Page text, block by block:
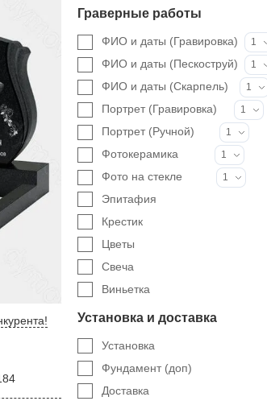
!
Граверные работы
ФИО и даты (Гравировка) 1
ФИО и даты (Пескоструй)
1
ФИО и даты (Скарпель)
1
Портрет (Гравировка)
1
Портрет (Ручной)
1
Фотокерамика
1
Фото на стекле
1
Эпитафия
Крестик
Цветы
Свеча
Виньетка
Установка и доставка
Установка
Фундамент (доп)
Доставка